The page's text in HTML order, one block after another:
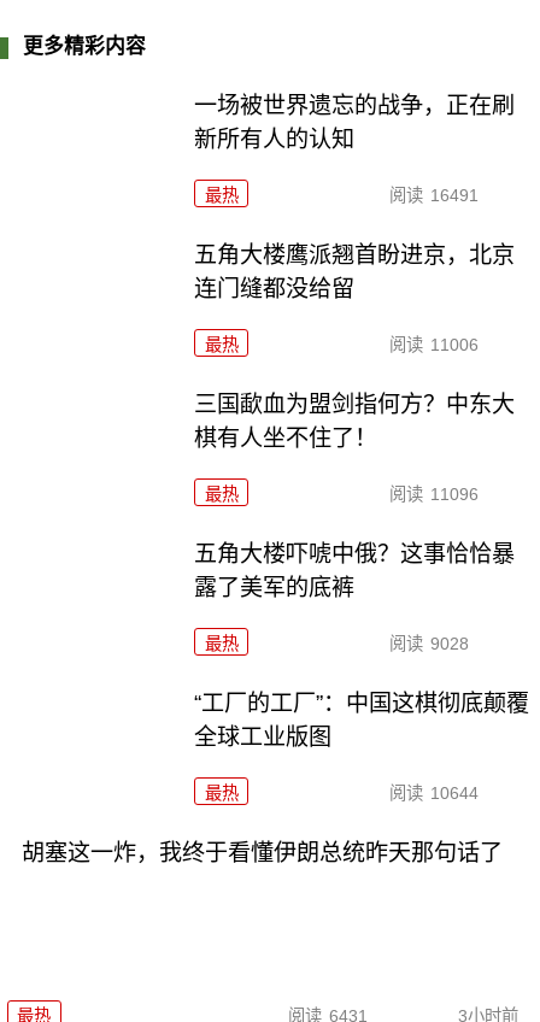
更多精彩内容
一场被世界遗忘的战争，正在刷
新所有人的认知
最热 阅读 16491
五角大楼鹰派翘首盼进京，北京
连门缝都没给留
最热 阅读 11006
三国歃血为盟剑指何方？中东大
棋有人坐不住了！
最热 阅读 11096
五角大楼吓唬中俄？这事恰恰暴
露了美军的底裤
最热 阅读 9028
“工厂的工厂”：中国这棋彻底颠覆
全球工业版图
最热 阅读 10644
胡塞这一炸，我终于看懂伊朗总统昨天那句话了
最热 阅读 6431 3小时前